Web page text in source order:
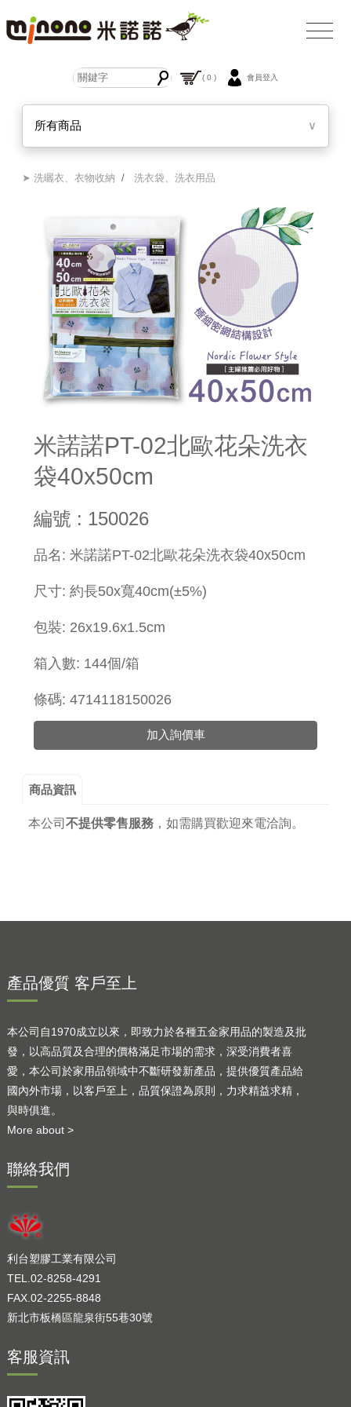
( 0 ) 會員登入
所有商品 ∨
➤ 洗曬衣、衣物收納 /洗衣袋、洗衣用品
米諾諾PT-02北歐花朵洗衣
袋40x50cm
編號 : 150026
品名: 米諾諾PT-02北歐花朵洗衣袋40x50cm
尺寸: 約長50x寬40cm(±5%)
包裝: 26x19.6x1.5cm
箱入數: 144個/箱
條碼: 4714118150026
加入詢價車
商品資訊
本公司 不提供零售服務， 如需購買歡迎來電洽詢。
產品優質 客戶至上
本公司自1970成立以來，即致力於各種五金家用品的製造及批
發，以高品質及合理的價格滿足市場的需求，深受消費者喜
愛，本公司於家用品領域中不斷研發新產品，提供優質產品給
國內外市場，以客戶至上，品質保證為原則，力求精益求精，
與時俱進。
More about >
聯絡我們
利台塑膠工業有限公司
TEL.02-8258-4291
FAX.02-2255-8848
新北市板橋區龍泉街55巷30號
客服資訊